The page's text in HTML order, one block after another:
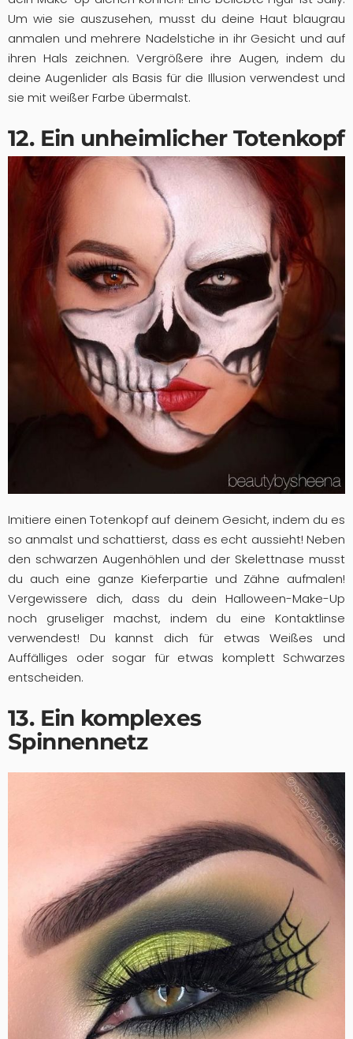
Um wie sie auszusehen, musst du deine Haut blaugrau
anmalen und mehrere Nadelstiche in ihr Gesicht und auf
ihren Hals zeichnen. Vergrößere ihre Augen, indem du
deine Augenlider als Basis für die Illusion verwendest und
sie mit weißer Farbe übermalst.
12. Ein unheimlicher Totenkopf
Imitiere einen Totenkopf auf deinem Gesicht, indem du es
so anmalst und schattierst, dass es echt aussieht! Neben
den schwarzen Augenhöhlen und der Skelettnase musst
du auch eine ganze Kieferpartie und Zähne aufmalen!
Vergewissere dich, dass du dein Halloween-Make-Up
noch gruseliger machst, indem du eine Kontaktlinse
verwendest! Du kannst dich für etwas Weißes und
Auffälliges oder sogar für etwas komplett Schwarzes
entscheiden.
13. Ein komplexes
Spinnennetz